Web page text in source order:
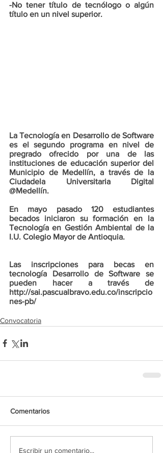
-No tener título de tecnólogo o algún
título en un nivel superior.
La Tecnología en Desarrollo de Software
es el segundo programa en nivel de
pregrado ofrecido por una de las
instituciones de educación superior del
Municipio de Medellín, a través de la
Ciudadela Universitaria Digital
@Medellín.
En mayo pasado 120 estudiantes
becados iniciaron su formación en la
Tecnología en Gestión Ambiental de la
I.U. Colegio Mayor de Antioquia.
Las inscripciones para becas en
tecnología Desarrollo de Software se
pueden hacer a través de
http://sai.pascualbravo.edu.co/inscripcio
nes-pb/
Convocatoria
Comentarios
Escribir un comentario...